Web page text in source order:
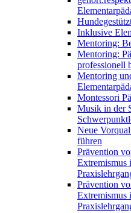
Inklusive
Mentoring:
Mentoring:
professionell
Mentoring
Montessori
Musik in der
Neue
führen
Prävention
Extremismus
Prävention
Extremismus